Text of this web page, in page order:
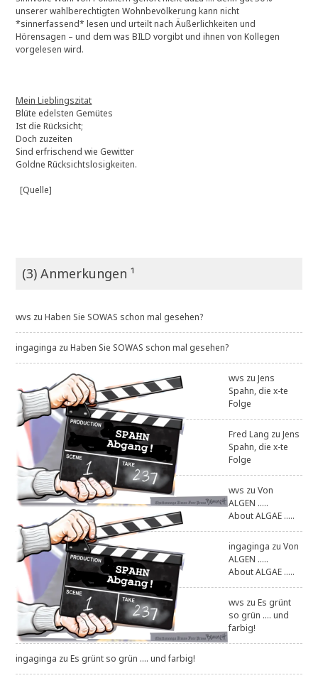
unserer wahlberechtigten Wohnbevölkerung kann nicht
*sinnerfassend* lesen und urteilt nach Äußerlichkeiten und
Hörensagen – und dem was BILD vorgibt und ihnen von Kollegen
vorgelesen wird.
Mein Lieblingszitat
Blüte edelsten Gemütes
Ist die Rücksicht;
Doch zuzeiten
Sind erfrischend wie Gewitter
Goldne Rücksichtslosigkeiten.
[Quelle]
(3) Anmerkungen ¹
wvs zuHaben Sie SOWAS schon mal gesehen?
ingaginga zuHaben Sie SOWAS schon mal gesehen?
wvs zuJens
Spahn, die x-te
Folge
Fred Lang zuJens
Spahn, die x-te
Folge
wvs zuVon
ALGEN .....
About ALGAE .....
ingaginga zuVon
ALGEN .....
About ALGAE .....
wvs zuEs grünt
so grün .... und
farbig!
ingaginga zuEs grünt so grün .... und farbig!